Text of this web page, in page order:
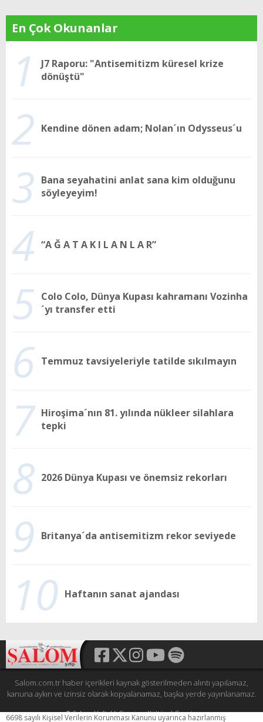
En Çok Okunanlar
1
J7 Raporu: "Antisemitizm küresel krize
dönüştü"
2 Kendine dönen adam; Nolan´ın Odysseus´u
3 Bana seyahatini anlat sana kim olduğunu
söyleyeyim!
4 “A Ğ A T A K I L A N L A R”
5 Colo Colo, Dünya Kupası kahramanı Vozinha
´yı transfer etti
6 Temmuz tavsiyeleriyle tatilde sıkılmayın
7 Hiroşima´nın 81. yılında nükleer silahlara
tepki
8 2026 Dünya Kupası ve önemsiz rekorları
9 Britanya´da antisemitizm rekor seviyede
10 Haftanın sanat ajandası
Salom.com.tr haber içerikleri kaynak gösterilmeden alıntı yapılamaz,
kanuna aykırı ve izinsiz olarak kopyalanamaz, başka yerde yayınlanamaz.
© Şalom Haftalık Siyasi ve Kültürel Gazete
6698 sayılı Kişisel Verilerin Korunması Kanunu uyarınca hazırlanmış